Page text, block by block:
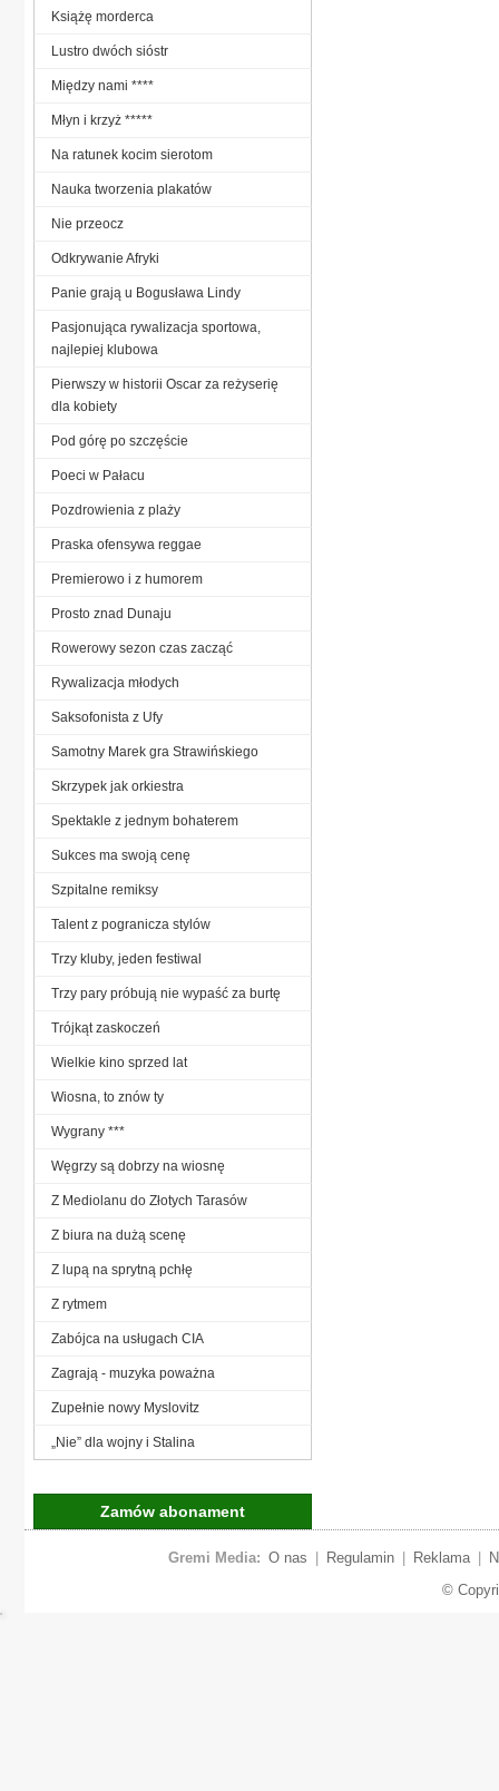
Książę morderca
Lustro dwóch sióstr
Między nami ****
Młyn i krzyż *****
Na ratunek kocim sierotom
Nauka tworzenia plakatów
Nie przeocz
Odkrywanie Afryki
Panie grają u Bogusława Lindy
Pasjonująca rywalizacja sportowa,
najlepiej klubowa
Pierwszy w historii Oscar za reżyserię
dla kobiety
Pod górę po szczęście
Poeci w Pałacu
Pozdrowienia z plaży
Praska ofensywa reggae
Premierowo i z humorem
Prosto znad Dunaju
Rowerowy sezon czas zacząć
Rywalizacja młodych
Saksofonista z Ufy
Samotny Marek gra Strawińskiego
Skrzypek jak orkiestra
Spektakle z jednym bohaterem
Sukces ma swoją cenę
Szpitalne remiksy
Talent z pogranicza stylów
Trzy kluby, jeden festiwal
Trzy pary próbują nie wypaść za burtę
Trójkąt zaskoczeń
Wielkie kino sprzed lat
Wiosna, to znów ty
Wygrany ***
Węgrzy są dobrzy na wiosnę
Z Mediolanu do Złotych Tarasów
Z biura na dużą scenę
Z lupą na sprytną pchłę
Z rytmem
Zabójca na usługach CIA
Zagrają - muzyka poważna
Zupełnie nowy Myslovitz
„Nie” dla wojny i Stalina
Zamów abonament
Gremi Media: O nas Regulamin Reklama
©